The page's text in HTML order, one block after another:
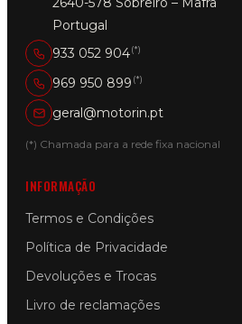
Portugal
933 052 904(*)
969 950 899 (*)
geral@motorin.pt
(*) Chamada para a rede fixa nacional
INFORMAÇÃO
Termos e Condições
Política de Privacidade
Devoluções e Trocas
Livro de reclamações